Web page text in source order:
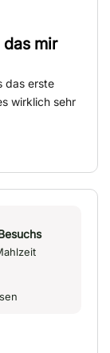
mir
das erste
wirklich sehr